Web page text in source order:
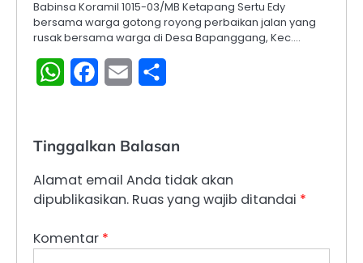
Babinsa Koramil 1015-03/MB Ketapang Sertu Edy
bersama warga gotong royong perbaikan jalan yang
rusak bersama warga di Desa Bapanggang, Kec.…
WhatsAppFacebook
Email
Tinggalkan Balasan
Alamat email Anda tidak akan
dipublikasikan. Ruas yang wajib ditandai *
Komentar *